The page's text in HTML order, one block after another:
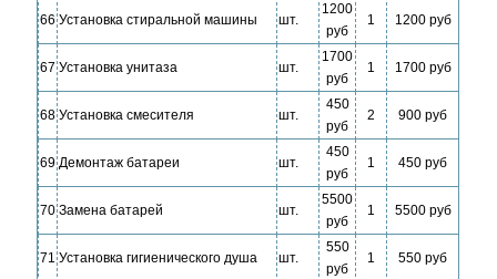
66 Установка стиральной машины шт.
1200
руб
1 1200 руб
67 Установка унитаза шт.
1700
руб
1 1700 руб
68 Установка смесителя шт.
450
руб
2 900 руб
69 Демонтаж батареи шт.
450
руб
1 450 руб
70 Замена батарей шт.
5500
руб
1 5500 руб
71 Установка гигиенического душа шт.
550
руб
1 550 руб